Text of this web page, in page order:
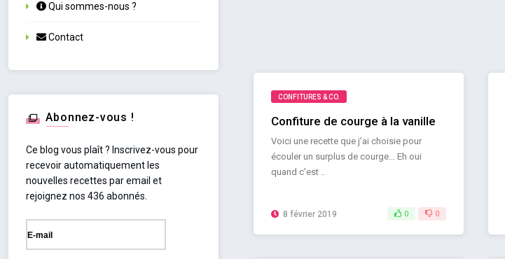
CONFITURES & CO.
Confiture de courge à la vanille
Voici une recette que j’ai choisie pour
écouler un surplus de courge… Eh oui
quand c’est ..
8 février 2019 0 0
Qui sommes-nous ?
Contact
Abonnez-vous !
Ce blog vous plaît ? Inscrivez-vous pour
recevoir automatiquement les
nouvelles recettes par email et
rejoignez nos 436 abonnés.